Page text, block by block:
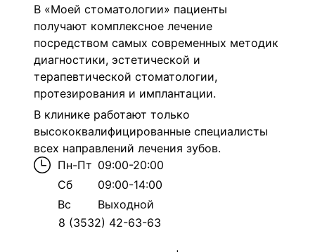
В «Моей стоматологии» пациенты
получают комплексное лечение
посредством самых современных методик
диагностики, эстетической и
терапевтической стоматологии,
протезирования и имплантации.
В клинике работают только
высококвалифицированные специалисты
всех направлений лечения зубов.
Пн-Пт 09:00-20:00
Сб
09:00-14:00
Вс
Выходной
8 (3532) 42-63-63